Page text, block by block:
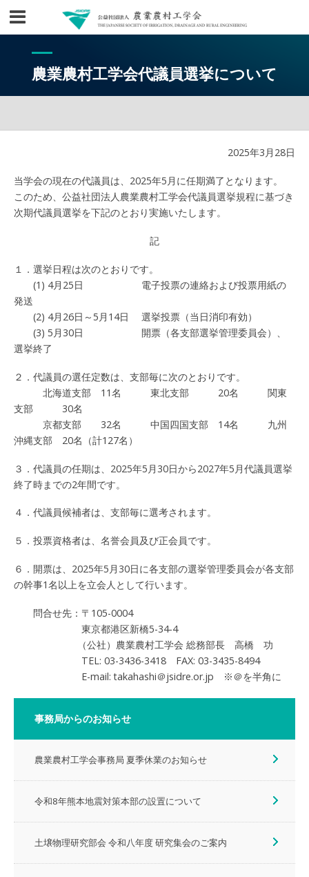
農業農村工学会代議員選挙について
2025年3月28日
当学会の現在の代議員は、2025年5月に任期満了となります。
このため、公益社団法人農業農村工学会代議員選挙規程に基づき
次期代議員選挙を下記のとおり実施いたします。
記
１．選挙日程は次のとおりです。
(1) 4月25日 電子投票の連絡および投票用紙の
発送
(2) 4月26日～5月14日 選挙投票（当日消印有効）
(3) 5月30日 開票（各支部選挙管理委員会）、
選挙終了
２．代議員の選任定数は、支部毎に次のとおりです。
北海道支部 11名 東北支部 20名 関東
支部 30名
京都支部 32名 中国四国支部 14名 九州
沖縄支部 20名（計127名）
３．代議員の任期は、2025年5月30日から2027年5月代議員選挙
終了時までの2年間です。
４．代議員候補者は、支部毎に選考されます。
５．投票資格者は、名誉会員及び正会員です。
６．開票は、2025年5月30日に各支部の選挙管理委員会が各支部
の幹事1名以上を立会人として行います。
問合せ先：〒105-0004
東京都港区新橋5-34-4
（公社）農業農村工学会 総務部長 高橋 功
TEL: 03-3436-3418 FAX: 03-3435-8494
E-mail: takahashi＠jsidre.or.jp ※＠を半角に
事務局からのお知らせ
農業農村工学会事務局 夏季休業のお知らせ
令和8年熊本地震対策本部の設置について
土壌物理研究部会 令和八年度 研究集会のご案内